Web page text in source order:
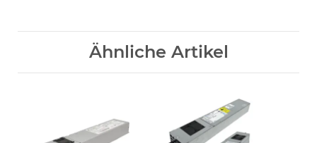
Ähnliche Artikel